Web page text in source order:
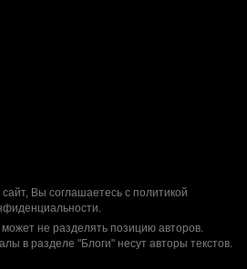
Вы соглашаетесь с политикой
.
не разделять позицию авторов.
в разделе "Блоги" несут авторы текстов.